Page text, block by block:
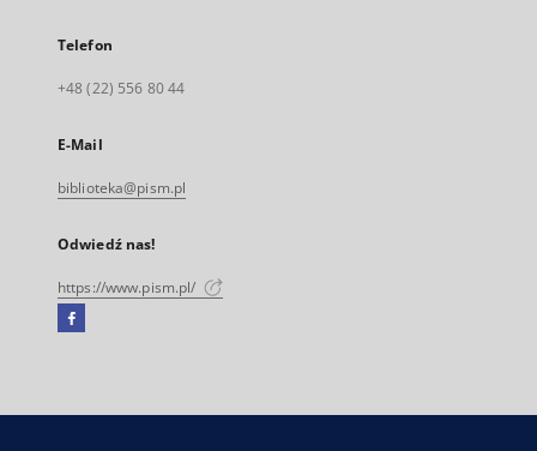
Telefon
+48 (22) 556 80 44
E-Mail
biblioteka@pism.pl
Odwiedź nas!
https://www.pism.pl/
Facebook
się